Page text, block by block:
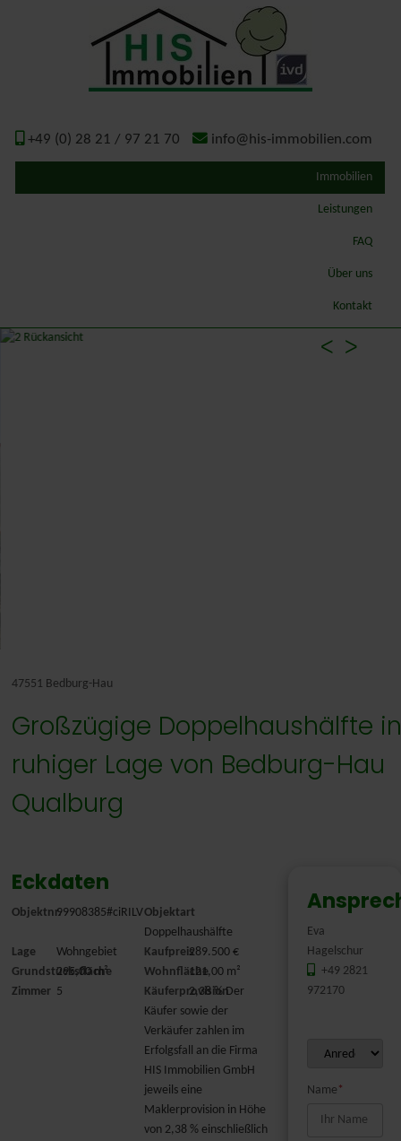
+49 (0) 28 21 / 97 21 70 info@his-immobilien.com
Immobilien
Leistungen
Gutachterausschuss Kreis Kleve
FAQ
Über uns
Kontakt
ᐸ ᐳ
47551 Bedburg-Hau
Großzügige Doppelhaushälfte
ruhiger Lage von Bedburg-Hau
Qualburg
Eckdaten
Objektnr.99908385#ciRILVObjektart
Doppelhaushälfte
Lage
Wohngebiet Kaufpreis289.500 €
Grundstücksfläche
295,00 m² Wohnfläche121,00 m²
Zimmer 5 Käuferprovision
2,38 % Der
Käufer sowie der
Verkäufer zahlen im
Erfolgsfall an die Firma
HIS Immobilien GmbH
jeweils eine
Maklerprovision in Höhe
von 2,38 % einschließlich
Eva
Hagelschur
+49 2821
972170
Name *